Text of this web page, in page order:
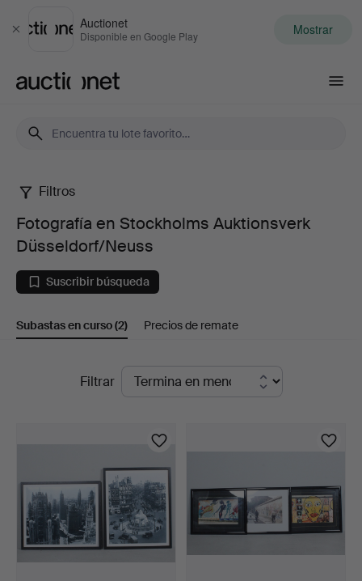
Cerrar
Auctionet
Disponible en Google Play Mostrar
Fotografía
en
Stockholms
Auktionsverk
Filtros
Fotografía en Stockholms Auktionsverk
Düsseldorf/Neuss
Suscribir búsqueda
Subastas en curso(2) Precios de remate
SubastasFiltrar